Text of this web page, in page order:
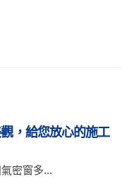
，給您放心的施工
密窗多...